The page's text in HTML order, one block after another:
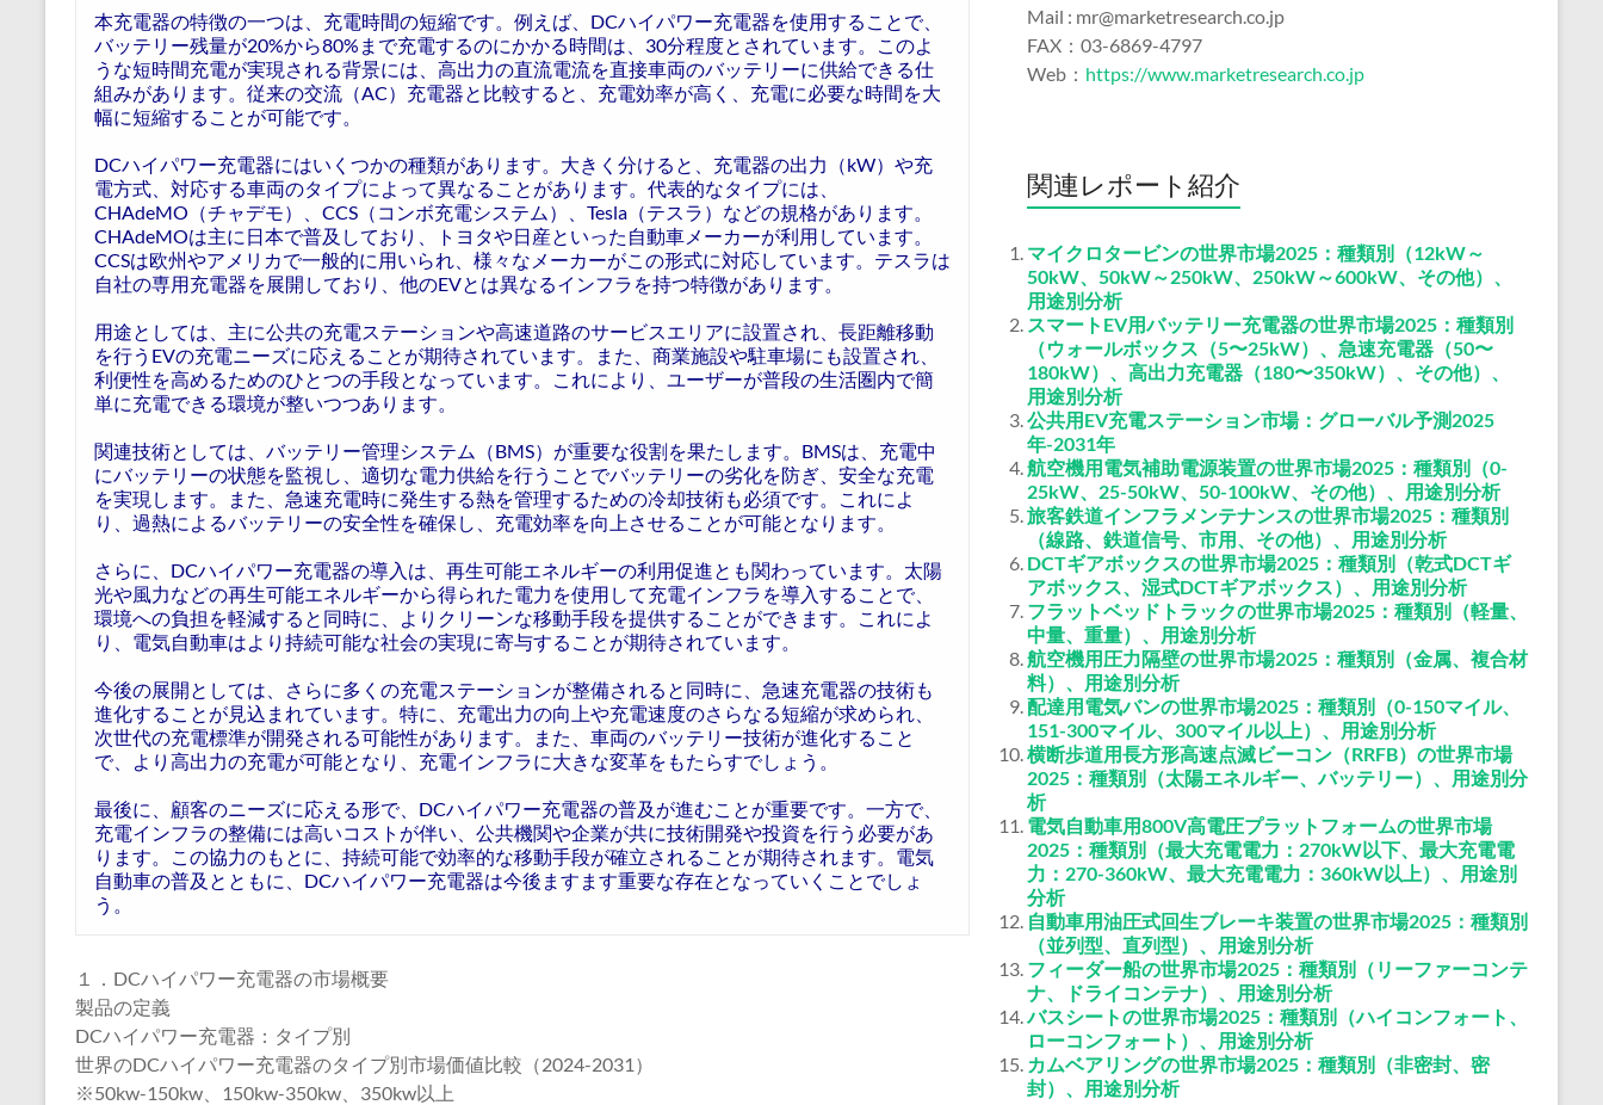
本充電器の特徴の一つは、充電時間の短縮です。例えば、DCハイパワー充電器を使用することで、
バッテリー残量が20%から80%まで充電するのにかかる時間は、30分程度とされています。このよ
うな短時間充電が実現される背景には、高出力の直流電流を直接車両のバッテリーに供給できる仕
組みがあります。従来の交流（AC）充電器と比較すると、充電効率が高く、充電に必要な時間を大
幅に短縮することが可能です。
DCハイパワー充電器にはいくつかの種類があります。大きく分けると、充電器の出力（kW）や充
電方式、対応する車両のタイプによって異なることがあります。代表的なタイプには、
CHAdeMO（チャデモ）、CCS（コンボ充電システム）、Tesla（テスラ）などの規格があります。
CHAdeMOは主に日本で普及しており、トヨタや日産といった自動車メーカーが利用しています。
CCSは欧州やアメリカで一般的に用いられ、様々なメーカーがこの形式に対応しています。テスラは
自社の専用充電器を展開しており、他のEVとは異なるインフラを持つ特徴があります。
用途としては、主に公共の充電ステーションや高速道路のサービスエリアに設置され、長距離移動
を行うEVの充電ニーズに応えることが期待されています。また、商業施設や駐車場にも設置され、
利便性を高めるためのひとつの手段となっています。これにより、ユーザーが普段の生活圏内で簡
単に充電できる環境が整いつつあります。
関連技術としては、バッテリー管理システム（BMS）が重要な役割を果たします。BMSは、充電中
にバッテリーの状態を監視し、適切な電力供給を行うことでバッテリーの劣化を防ぎ、安全な充電
を実現します。また、急速充電時に発生する熱を管理するための冷却技術も必須です。これによ
り、過熱によるバッテリーの安全性を確保し、充電効率を向上させることが可能となります。
さらに、DCハイパワー充電器の導入は、再生可能エネルギーの利用促進とも関わっています。太陽
光や風力などの再生可能エネルギーから得られた電力を使用して充電インフラを導入することで、
環境への負担を軽減すると同時に、よりクリーンな移動手段を提供することができます。これによ
り、電気自動車はより持続可能な社会の実現に寄与することが期待されています。
今後の展開としては、さらに多くの充電ステーションが整備されると同時に、急速充電器の技術も
進化することが見込まれています。特に、充電出力の向上や充電速度のさらなる短縮が求められ、
次世代の充電標準が開発される可能性があります。また、車両のバッテリー技術が進化すること
で、より高出力の充電が可能となり、充電インフラに大きな変革をもたらすでしょう。
最後に、顧客のニーズに応える形で、DCハイパワー充電器の普及が進むことが重要です。一方で、
充電インフラの整備には高いコストが伴い、公共機関や企業が共に技術開発や投資を行う必要があ
ります。この協力のもとに、持続可能で効率的な移動手段が確立されることが期待されます。電気
自動車の普及とともに、DCハイパワー充電器は今後ますます重要な存在となっていくことでしょ
う。
１．DCハイパワー充電器の市場概要
製品の定義
DCハイパワー充電器：タイプ別
世界のDCハイパワー充電器のタイプ別市場価値比較（2024-2031）
※50kw-150kw、150kw-350kw、350kw以上
Mail : mr@marketresearch.co.jp
FAX：03-6869-4797
Web： https://www.marketresearch.co.jp
関連レポート紹介
マイクロタービンの世界市場2025：種類別（12kW～
50kW、50kW～250kW、250kW～600kW、その他）、
用途別分析
スマートEV用バッテリー充電器の世界市場2025：種類別
（ウォールボックス（5〜25kW）、急速充電器（50〜
180kW）、高出力充電器（180〜350kW）、その他）、
用途別分析
公共用EV充電ステーション市場：グローバル予測2025
年-2031年
航空機用電気補助電源装置の世界市場2025：種類別（0-
25kW、25-50kW、50-100kW、その他）、用途別分析
旅客鉄道インフラメンテナンスの世界市場2025：種類別
（線路、鉄道信号、市用、その他）、用途別分析
DCTギアボックスの世界市場2025：種類別（乾式DCTギ
アボックス、湿式DCTギアボックス）、用途別分析
フラットベッドトラックの世界市場2025：種類別（軽量、
中量、重量）、用途別分析
航空機用圧力隔壁の世界市場2025：種類別（金属、複合材
料）、用途別分析
配達用電気バンの世界市場2025：種類別（0-150マイル、
151-300マイル、300マイル以上）、用途別分析
横断歩道用長方形高速点滅ビーコン（RRFB）の世界市場
2025：種類別（太陽エネルギー、バッテリー）、用途別分
析
電気自動車用800V高電圧プラットフォームの世界市場
2025：種類別（最大充電電力：270kW以下、最大充電電
力：270-360kW、最大充電電力：360kW以上）、用途別
分析
自動車用油圧式回生ブレーキ装置の世界市場2025：種類別
（並列型、直列型）、用途別分析
フィーダー船の世界市場2025：種類別（リーファーコンテ
ナ、ドライコンテナ）、用途別分析
バスシートの世界市場2025：種類別（ハイコンフォート、
ローコンフォート）、用途別分析
カムベアリングの世界市場2025：種類別（非密封、密
封）、用途別分析